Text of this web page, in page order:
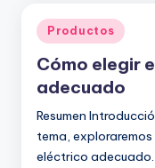
Publicado
en
Productos
Cómo elegir
adecuado
Resumen
tema,
eléctrico adecuado.